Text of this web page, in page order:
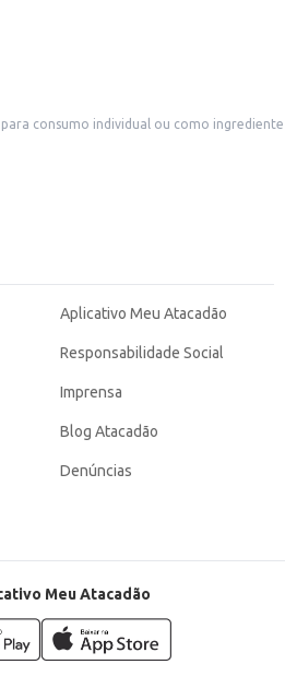
consumo individual ou como
Aplicativo Meu Atacadão
Responsabilidade Social
Imprensa
Blog Atacadão
Denúncias
Meu Atacadão